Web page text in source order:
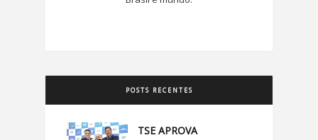
POSTS RECENTES
TSE APROVA